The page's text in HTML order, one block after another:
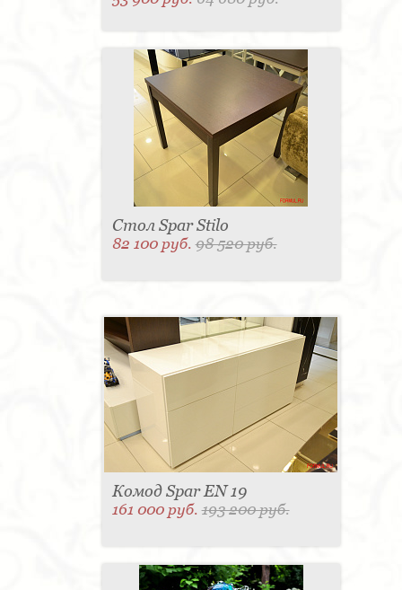
Стол Spar Stilo
82 100 руб.98 520 руб.
Комод Spar EN 19
161 000 руб.193 200 руб.